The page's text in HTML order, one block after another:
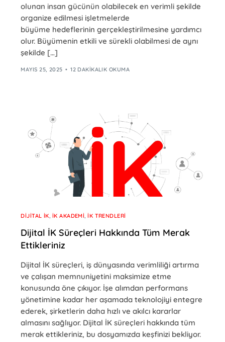
olunan insan gücünün olabilecek en verimli şekilde
organize edilmesi işletmelerde
büyüme hedeflerinin gerçekleştirilmesine yardımcı
olur. Büyümenin etkili ve sürekli olabilmesi de aynı
şekilde […]
MAYIS 25, 2025 12 DAKIKALIK OKUMA
DIJITAL İK İK AKADEMI ,İK TRENDLERI
Dijital İK Süreçleri Hakkında Tüm Merak
Ettikleriniz
Dijital İK süreçleri, iş dünyasında verimliliği artırma
ve çalışan memnuniyetini maksimize etme
konusunda öne çıkıyor. İşe alımdan performans
yönetimine kadar her aşamada teknolojiyi entegre
ederek, şirketlerin daha hızlı ve akılcı kararlar
almasını sağlıyor. Dijital İK süreçleri hakkında tüm
merak ettikleriniz, bu dosyamızda keşfinizi bekliyor.